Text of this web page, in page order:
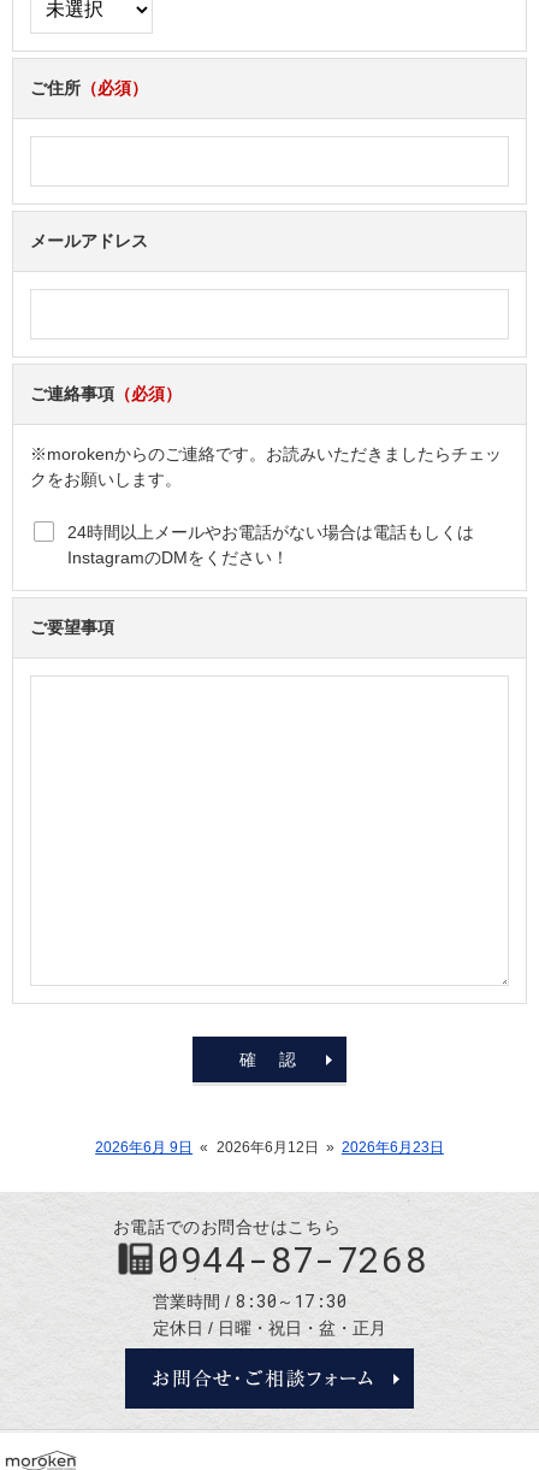
ご住所 （必須）
メールアドレス
ご連絡事項 （必須）
※morokenからのご連絡です。お読みいただきましたらチェッ
クをお願いします。
24時間以上メールやお電話がない場合は電話もしくは
InstagramのDMをください！
ご要望事項
2026年6月 9日 « 2026年6月12日 » 2026年6月23日
お電話でのお問合せはこちら
0944-87-7268
営業時間 8:30～17:30
定休日 日曜・祝日・盆・正月